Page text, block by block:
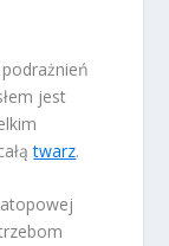
jest
twarz.